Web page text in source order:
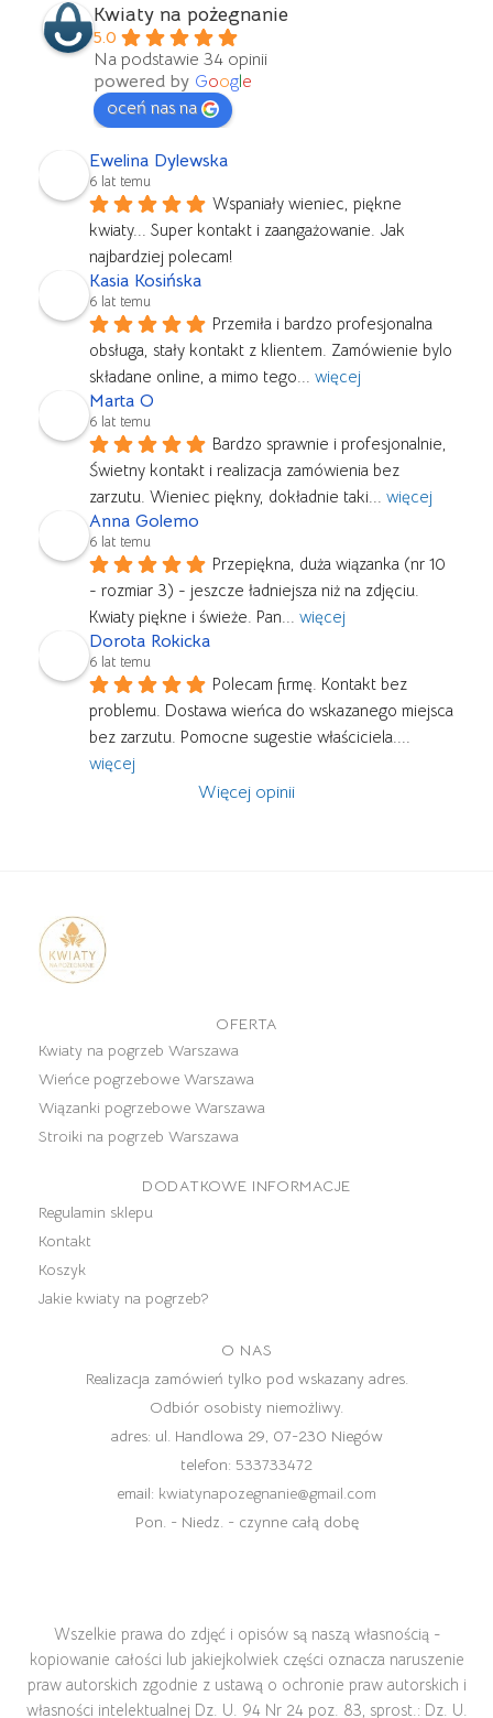
Kwiaty na pożegnanie
5.0
Na podstawie 34 opinii
powered by Google
oceń nas na
Ewelina Dylewska
6 lat temu
Wspaniały wieniec, piękne
kwiaty... Super kontakt i zaangażowanie. Jak
najbardziej polecam!
Kasia Kosińska
6 lat temu
Przemiła i bardzo profesjonalna
obsługa, stały kontakt z klientem. Zamówienie bylo
składane online, a mimo tego... więcej
Marta O
6 lat temu
Bardzo sprawnie i profesjonalnie,
Świetny kontakt i realizacja zamówienia bez
zarzutu. Wieniec piękny, dokładnie taki... więcej
Anna Golemo
6 lat temu
Przepiękna, duża wiązanka (nr 10
- rozmiar 3) - jeszcze ładniejsza niż na zdjęciu.
Kwiaty piękne i świeże. Pan... więcej
Dorota Rokicka
6 lat temu
Polecam firmę. Kontakt bez
problemu. Dostawa wieńca do wskazanego miejsca
bez zarzutu. Pomocne sugestie właściciela.
więcej
Więcej opinii
OFERTA
Kwiaty na pogrzeb Warszawa
Wieńce pogrzebowe Warszawa
Wiązanki pogrzebowe Warszawa
Stroiki na pogrzeb Warszawa
DODATKOWE INFORMACJE
Regulamin sklepu
Kontakt
Koszyk
Jakie kwiaty na pogrzeb?
O NAS
Realizacja zamówień tylko pod wskazany adres.
Odbiór osobisty niemożliwy.
adres: ul. Handlowa 29, 07-230 Niegów
telefon: 533733472
email: kwiatynapozegnanie@gmail.com
Pon. - Niedz. - czynne całą dobę
Wszelkie prawa do zdjęć i opisów są naszą własnością -
kopiowanie całości lub jakiejkolwiek części oznacza naruszenie
praw autorskich zgodnie z ustawą o ochronie praw autorskich i
własności intelektualnej Dz. U. 94 Nr 24 poz. 83, sprost.: Dz. U.